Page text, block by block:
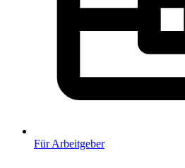
Für Arbeitgeber